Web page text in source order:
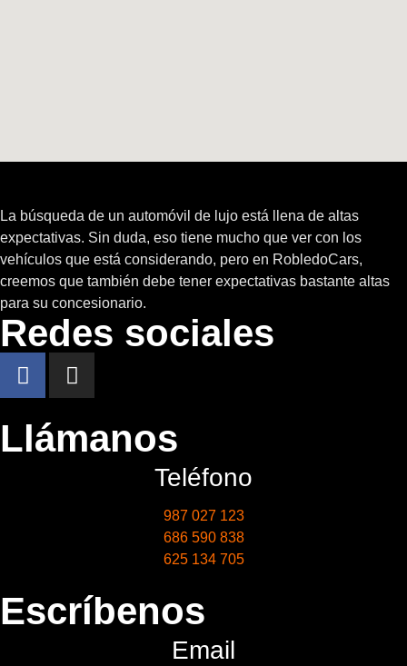
La búsqueda de un automóvil de lujo está llena de altas
expectativas. Sin duda, eso tiene mucho que ver con los
vehículos que está considerando, pero en RobledoCars,
creemos que también debe tener expectativas bastante altas
para su concesionario.
Redes sociales
Llámanos
Teléfono
987 027 123
686 590 838
625 134 705
Escríbenos
Email